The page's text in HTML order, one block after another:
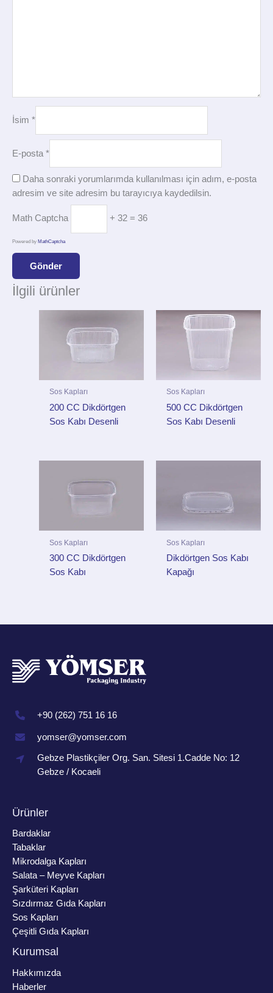
İsim *
E-posta *
Daha sonraki yorumlarımda kullanılması için adım, e-posta
adresim ve site adresim bu tarayıcıya kaydedilsin.
Math Captcha + 32 = 36
Powered by MathCaptcha
İlgili ürünler
Sos Kapları
200 CC Dikdörtgen
Sos Kabı Desenli
Sos Kapları
500 CC Dikdörtgen
Sos Kabı Desenli
Sos Kapları
300 CC Dikdörtgen
Sos Kabı
Sos Kapları
Dikdörtgen Sos Kabı
Kapağı
+90 (262) 751 16 16
yomser@yomser.com
Gebze Plastikçiler Org. San. Sitesi 1.Cadde No: 12
Gebze / Kocaeli
Ürünler
Bardaklar
Tabaklar
Mikrodalga Kapları
Salata – Meyve Kapları
Şarküteri Kapları
Sızdırmaz Gıda Kapları
Sos Kapları
Çeşitli Gıda Kapları
Kurumsal
Hakkımızda
Haberler